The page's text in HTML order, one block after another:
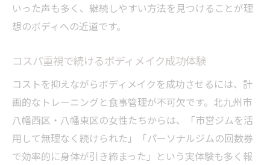
いった声も多く、継続しやすい方法を見つけることが理
想のボディへの近道です。
コスパ重視で続けるボディメイク成功体験
コストを抑えながらボディメイクを成功させるには、計
画的なトレーニングと食事管理が不可欠です。北九州市
八幡西区・八幡東区の女性たちからは、「市営ジムを活
用して無理なく続けられた」「パーソナルジムの回数券
で効率的に身体が引き締まった」という実体験も多く報